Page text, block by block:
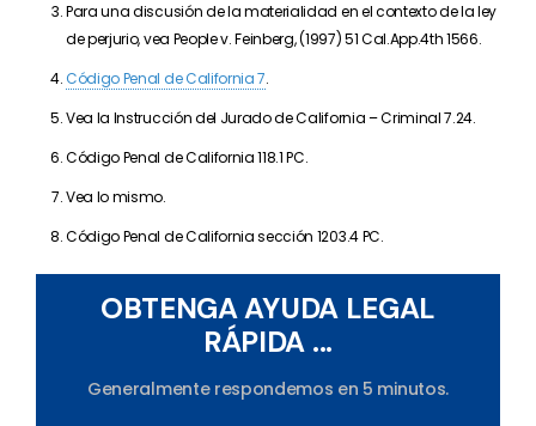
Para una discusión de la materialidad en el contexto de la ley
de perjurio, vea People v. Feinberg, (1997) 51 Cal.App.4th 1566.
Código Penal de California 7.
Vea la Instrucción del Jurado de California – Criminal 7.24.
Código Penal de California 118.1 PC.
Vea lo mismo.
Código Penal de California sección 1203.4 PC.
OBTENGA AYUDA LEGAL
RÁPIDA ...
Generalmente respondemos en 5 minutos.